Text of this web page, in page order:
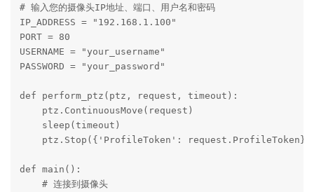
# 输入您的摄像头IP地址、端口、用户名和密码
IP_ADDRESS = "192.168.1.100"
PORT = 80
USERNAME = "your_username"
PASSWORD = "your_password"
def perform_ptz(ptz, request, timeout):
    ptz.ContinuousMove(request)
    sleep(timeout)
    ptz.Stop({'ProfileToken': request.ProfileToken})
def main():
    # 连接到摄像头